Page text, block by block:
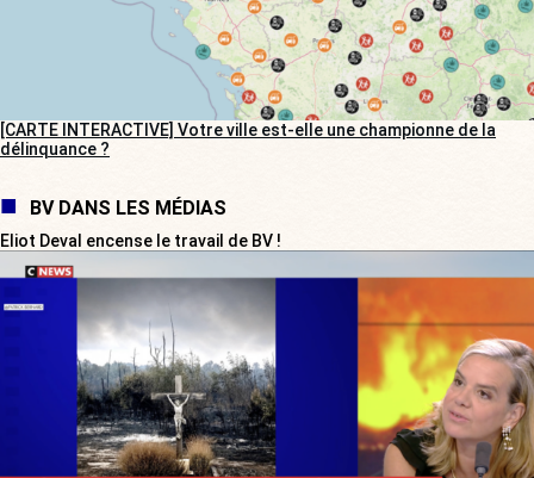
[CARTE INTERACTIVE] Votre ville est-elle une championne de la
délinquance ?
BV DANS LES MÉDIAS
Eliot Deval encense le travail de BV !